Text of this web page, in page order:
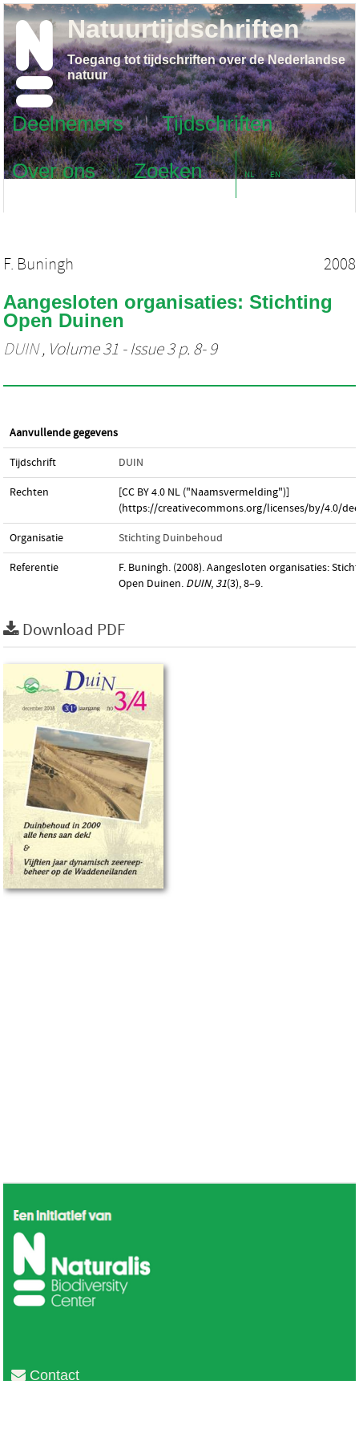
Deelnemers
Tijdschriften
Over ons
Zoeken NL EN
Natuurtijdschriften
Toegang tot tijdschriften over de Nederlandse
natuur
F. Buningh 2008
Aangesloten organisaties: Stichting
Open Duinen
DUIN, Volume 31 - Issue 3 p. 8- 9
Aanvullende gegevens
Tijdschrift DUIN
Rechten
[CC BY 4.0 NL ("Naamsvermelding")]
(https://creativecommons.org/licenses/by/4.0/
Organisatie Stichting Duinbehoud
Referentie
F. Buningh. (2008). Aangesloten organisaties:
Open Duinen. DUIN, 31(3), 8–9.
Download PDF
Contact